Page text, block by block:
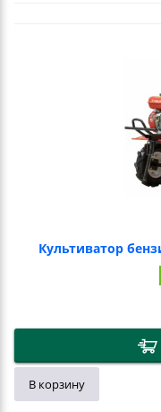
Культиватор
В корзину